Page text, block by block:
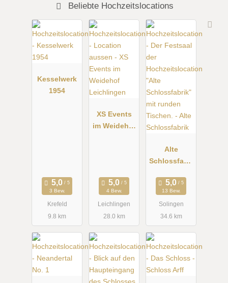
Beliebte Hochzeitslocations
Kesselwerk
1954
3 Bew.
Krefeld
9.8 km
XS Events
im Weidehof
4 Bew.
Leichlingen
28.0 km
Alte
Schlossfabri
13 Bew.
Solingen
34.6 km